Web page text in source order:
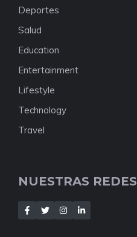
Deportes
Salud
Education
Entertainment
Lifestyle
Technology
Travel
NUESTRAS REDES